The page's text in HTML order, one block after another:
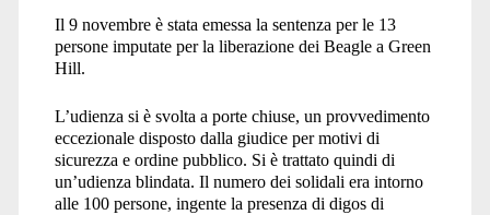
Il 9 novembre è stata emessa la sentenza per le 13
persone imputate per la liberazione dei Beagle a Green
Hill.
L’udienza si è svolta a porte chiuse, un provvedimento
eccezionale disposto dalla giudice per motivi di
sicurezza e ordine pubblico. Si è trattato quindi di
un’udienza blindata. Il numero dei solidali era intorno
alle 100 persone, ingente la presenza di digos di